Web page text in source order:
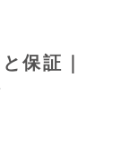
保証｜